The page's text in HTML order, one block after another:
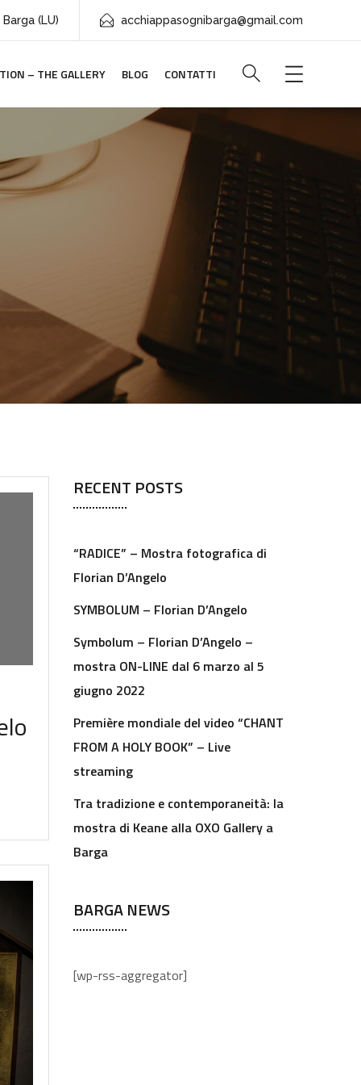
(LU) acchiappasognibarga@gmail.com
– THE GALLERY BLOG CONTATTI
RECENT POSTS
“RADICE” – Mostra fotografica di
Florian D’Angelo
SYMBOLUM – Florian D’Angelo
Symbolum – Florian D’Angelo –
mostra ON-LINE dal 6 marzo al 5
giugno 2022
Première mondiale del video “CHANT
FROM A HOLY BOOK” – Live
streaming
Tra tradizione e contemporaneità: la
mostra di Keane alla OXO Gallery a
Barga
BARGA NEWS
[wp-rss-aggregator]